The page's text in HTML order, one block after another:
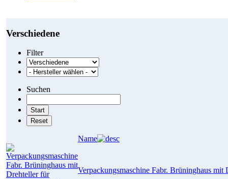
Verschiedene
Filter
Suchen
Name
Verpackungsmaschine Fabr. Brüninghaus